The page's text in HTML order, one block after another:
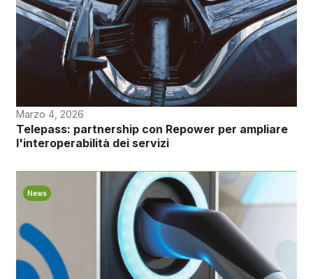
Marzo 4, 2026
Telepass: partnership con Repower per ampliare
l'interoperabilità dei servizi
News